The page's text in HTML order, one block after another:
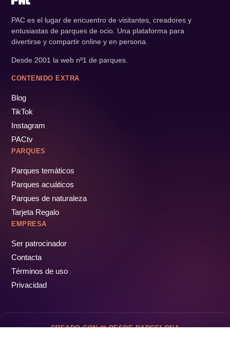
PAC es el lugar de encuentro de visitantes, creadores y
entusiastas de parques de ocio. Una plataforma para
divertirse y compartir online y en persona.
Desde 2001 la web nº1 de parques.
CONTENIDO EXTRA
Blog
TikTok
Instagram
PACtv
PARQUES
Parques temáticos
Parques acuáticos
Parques de naturaleza
Tarjeta Regalo
EMPRESA
Ser patrocinador
Contacta
Términos de uso
Privacidad
CREADO CON DESDE BARCELONA